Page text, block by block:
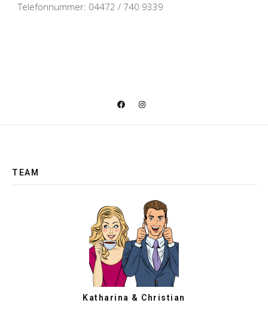
Telefonnummer: 04472 / 740 9339
TEAM
Katharina & Christian